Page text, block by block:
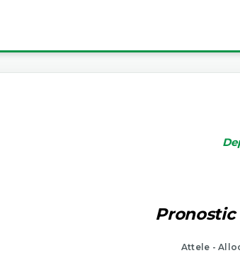
Attele -